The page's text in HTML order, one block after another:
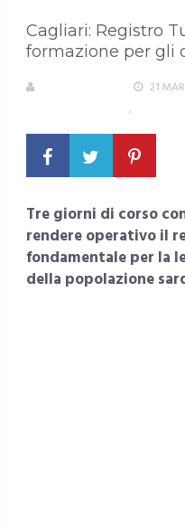
Cagliari: Registro
formazione per gli
21
,
Tre giorni di corso
rendere operativo il
fondamentale per la
della popolazione